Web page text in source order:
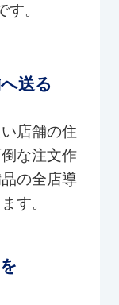
。
送る
店舗の住
な注文作
の全店導
す。